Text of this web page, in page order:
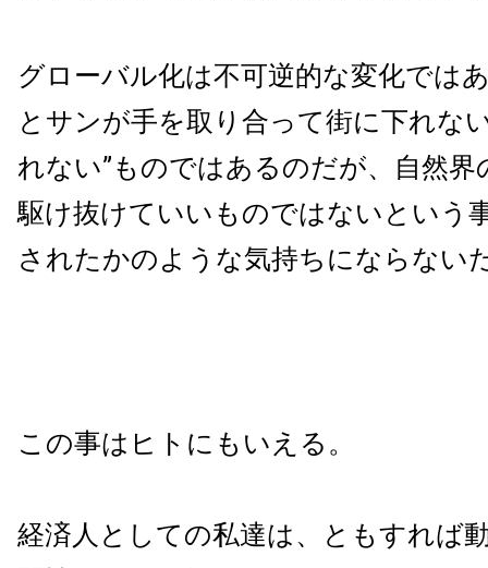
グローバル化は不可逆的な変化では
とサンが手を取り合って街に下れな
れない”ものではあるのだが、自然界
駆け抜けていいものではないという
されたかのような気持ちにならない
この事はヒトにもいえる。
経済人としての私達は、ともすれば